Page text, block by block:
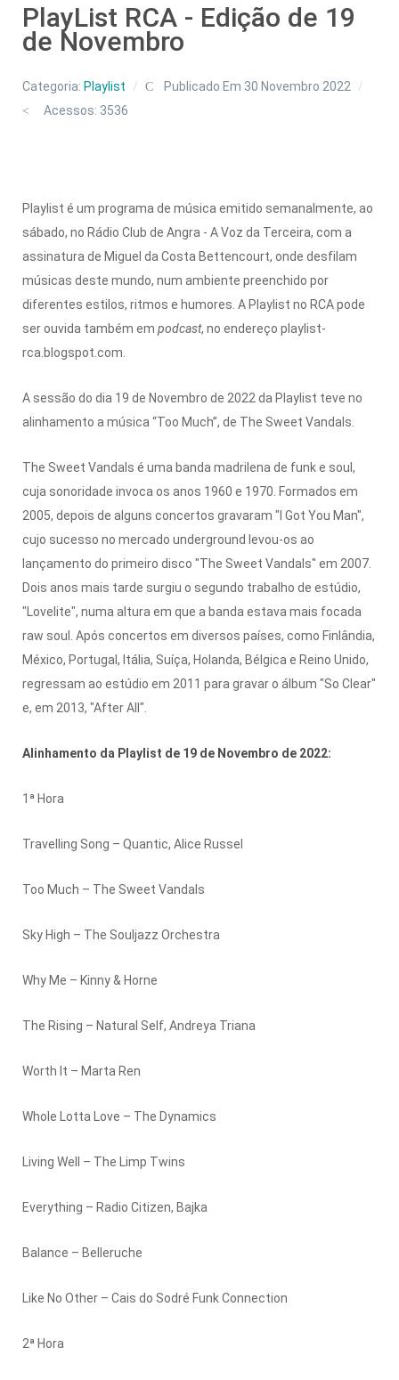
PlayList RCA - Edição de 19
de Novembro
Categoria: Playlist
Publicado Em 30 Novembro 2022
Acessos: 3536
Playlist é um programa de música emitido semanalmente, ao
sábado, no Rádio Club de Angra - A Voz da Terceira, com a
assinatura de Miguel da Costa Bettencourt, onde desfilam
músicas deste mundo, num ambiente preenchido por
diferentes estilos, ritmos e humores. A Playlist no RCA pode
ser ouvida também em podcast, no endereço playlist-
rca.blogspot.com.
A sessão do dia 19 de Novembro de 2022 da Playlist teve no
alinhamento a música “Too Much”, de The Sweet Vandals.
The Sweet Vandals é uma banda madrilena de funk e soul,
cuja sonoridade invoca os anos 1960 e 1970. Formados em
2005, depois de alguns concertos gravaram "I Got You Man",
cujo sucesso no mercado underground levou-os ao
lançamento do primeiro disco "The Sweet Vandals" em 2007.
Dois anos mais tarde surgiu o segundo trabalho de estúdio,
"Lovelite", numa altura em que a banda estava mais focada
raw soul. Após concertos em diversos países, como Finlândia,
México, Portugal, Itália, Suíça, Holanda, Bélgica e Reino Unido,
regressam ao estúdio em 2011 para gravar o álbum "So Clear"
e, em 2013, "After All".
Alinhamento da Playlist de 19 de Novembro de 2022:
1ª Hora
Travelling Song – Quantic, Alice Russel
Too Much – The Sweet Vandals
Sky High – The Souljazz Orchestra
Why Me – Kinny & Horne
The Rising – Natural Self, Andreya Triana
Worth It – Marta Ren
Whole Lotta Love – The Dynamics
Living Well – The Limp Twins
Everything – Radio Citizen, Bajka
Balance – Belleruche
Like No Other – Cais do Sodré Funk Connection
2ª Hora